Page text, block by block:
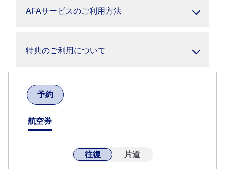
AFAサービスのご利用方法
特典のご利用について
予約
航空券
往復 片道